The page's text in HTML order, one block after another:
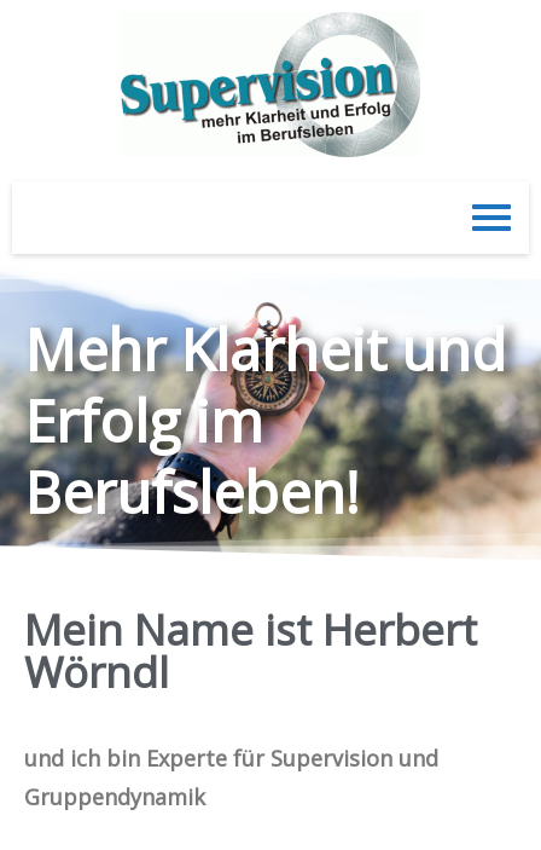
Mehr Klarheit und
Erfolg im
Berufsleben!
Mein Name ist Herbert
Wörndl
und ich bin Experte für Supervision und
Gruppendynamik